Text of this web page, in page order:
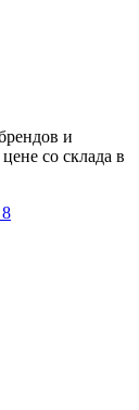
и
со склада в